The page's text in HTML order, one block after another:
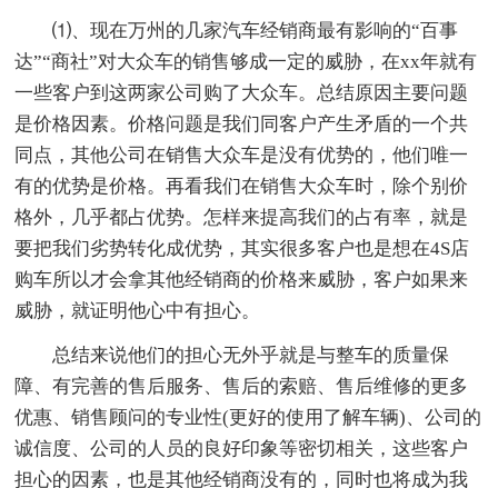
⑴、现在万州的几家汽车经销商最有影响的“百事
达”“商社”对大众车的销售够成一定的威胁，在xx年就有
一些客户到这两家公司购了大众车。总结原因主要问题
是价格因素。价格问题是我们同客户产生矛盾的一个共
同点，其他公司在销售大众车是没有优势的，他们唯一
有的优势是价格。再看我们在销售大众车时，除个别价
格外，几乎都占优势。怎样来提高我们的占有率，就是
要把我们劣势转化成优势，其实很多客户也是想在4S店
购车所以才会拿其他经销商的价格来威胁，客户如果来
威胁，就证明他心中有担心。
总结来说他们的担心无外乎就是与整车的质量保
障、有完善的售后服务、售后的索赔、售后维修的更多
优惠、销售顾问的专业性(更好的使用了解车辆)、公司的
诚信度、公司的人员的良好印象等密切相关，这些客户
担心的因素，也是其他经销商没有的，同时也将成为我